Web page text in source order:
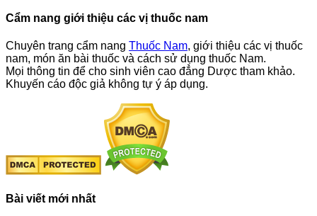
Cẩm nang giới thiệu các vị thuốc nam
Chuyên trang cẩm nang Thuốc Nam, giới thiệu các vị thuốc
nam, món ăn bài thuốc và cách sử dụng thuốc Nam.
Mọi thông tin để cho sinh viên cao đẳng Dược tham khảo.
Khuyến cáo độc giả không tự ý áp dụng.
Bài viết mới nhất